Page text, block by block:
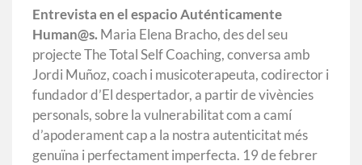
Entrevista en el espacio Auténticamente
Human@s. Maria Elena Bracho, des del seu
projecte TheTotal SelfCoaching, conversa amb
Jordi Muñoz, coach i musicoterapeuta, codirector i
fundadord’El despertador, a partirde vivències
personals, sobre la vulnerabilitatcom a camí
d’apoderament cap a la nostra autenticitat més
genuïna i perfectament imperfecta. 19 de febrer